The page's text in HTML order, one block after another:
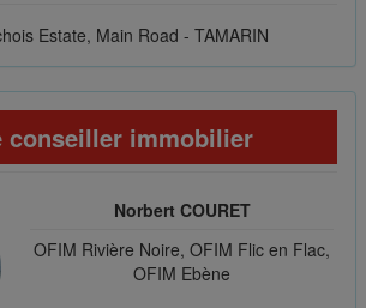
Estate, Main Road - TAMARIN
conseiller immobilier
Norbert COURET
OFIM Rivière Noire, OFIM Flic en Flac,
OFIM Ebène